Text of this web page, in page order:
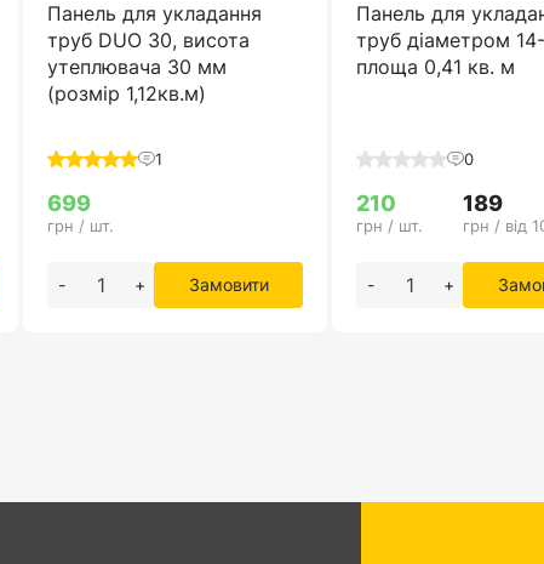
Панель для укладання
труб DUO 30, висота
утеплювача 30 мм
(розмір 1,12кв.м)
1
699
грн / шт.
- + Замовити
Панель для
труб діаметром
площа 0,41 кв. м
0
210
грн / шт.
189
грн / від
- +